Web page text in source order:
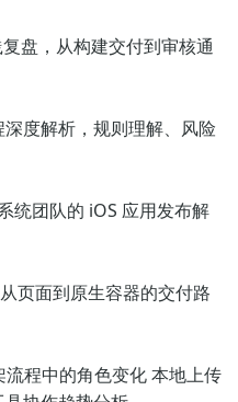
盘，从构建交付到审核通
度解析，规则理解、风险
统团队的 iOS 应用发布解
页面到原生容器的交付路
程中的角色变化 本地上传